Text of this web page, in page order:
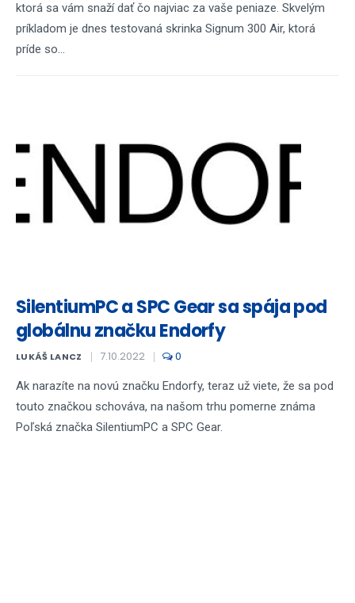
ktorá sa vám snaží dať čo najviac za vaše peniaze. Skvelým
príkladom je dnes testovaná skrinka Signum 300 Air, ktorá
príde so...
SilentiumPC a SPC Gear sa spája pod
globálnu značku Endorfy
LUKÁŠ LANCZ 7.10.2022 0
Ak narazíte na novú značku Endorfy, teraz už viete, že sa pod
touto značkou schováva, na našom trhu pomerne známa
Poľská značka SilentiumPC a SPC Gear.